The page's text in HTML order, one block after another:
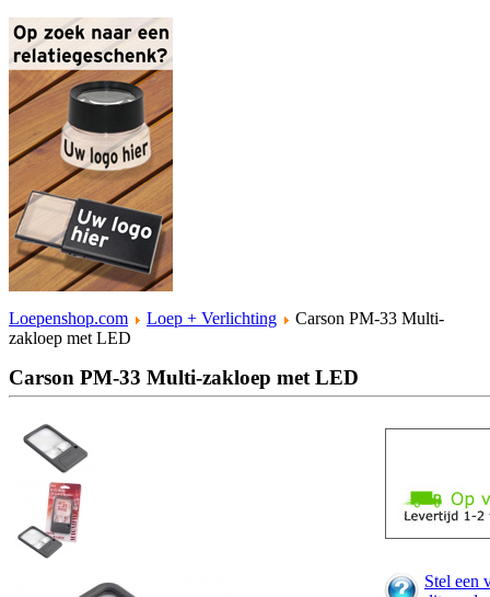
Loepenshop.com Loep + Verlichting
Carson PM-33 Multi-
zakloep met LED
Carson PM-33 Multi-zakloep met LED
Stel een